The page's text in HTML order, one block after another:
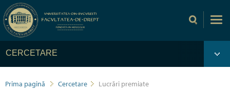
CERCETARE
Prima pagină Cercetare Lucrări premiate